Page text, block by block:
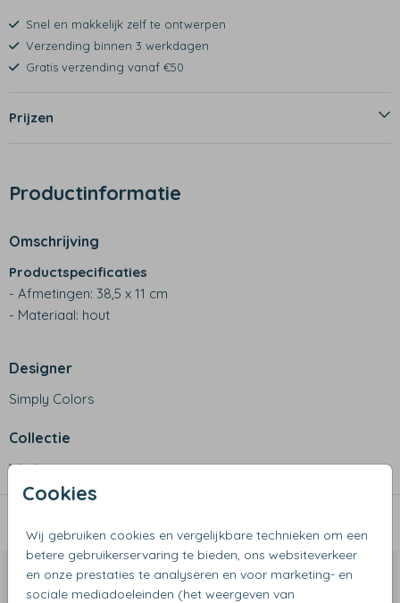
Cookies
Wij gebruiken cookies en vergelijkbare technieken om een
betere gebruikerservaring te bieden, ons websiteverkeer
en onze prestaties te analyseren en voor marketing- en
sociale mediadoeleinden (het weergeven van
Snel en makkelijk zelf te ontwerpen
Verzending binnen 3 werkdagen
Gratis verzending vanaf €50
Prijzen
Productinformatie
Omschrijving
Productspecificaties
- Afmetingen: 38,5 x 11 cm
- Materiaal: hout
Designer
Simply Colors
Collectie
Wijnkisten
Dit vind je misschien ook leuk